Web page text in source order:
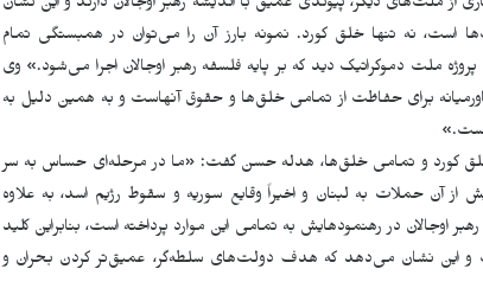
ملت‌های دیگر، پیوندی عمیق با اندیشه رهبر اوجالان دارند و این نشان
نه تنها خلق کورد. نمونه بارز آن را می‌توان در همبستگی تمام
ملت دموکراتیک دید که بر پایه فلسفه رهبر اوجالان اجرا می‌شود.» وی
برای حفاظت از تمامی خلق‌ها و حقوق آنهاست و به همین دلیل به
است.»
کورد و تمامی خلق‌ها، هدله حسن گفت: «ما در مرحله‌ای حساس به سر
آن حملات به لبنان و اخیراً وقایع سوریه و سقوط رژیم اسد، به علاوه
در رهنمودهایش به تمامی این موارد پرداخته است، بنابراین کلید
این نشان می‌دهد که هدف دولت‌های سلطه‌گر، عمیق‌تر کردن بحران و